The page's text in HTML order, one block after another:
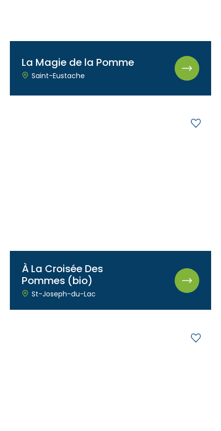
La Magie de la Pomme
Saint-Eustache
À La Croisée Des
Pommes (bio)
St-Joseph-du-Lac